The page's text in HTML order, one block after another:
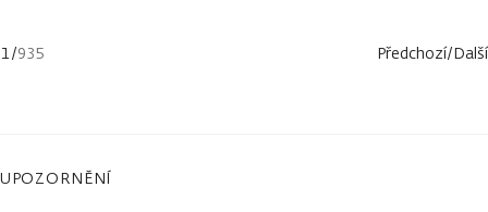
1/935 Předchozí/Další
UPOZORNĚNÍ